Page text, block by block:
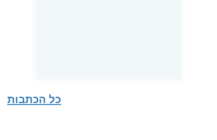
כל הכתבות